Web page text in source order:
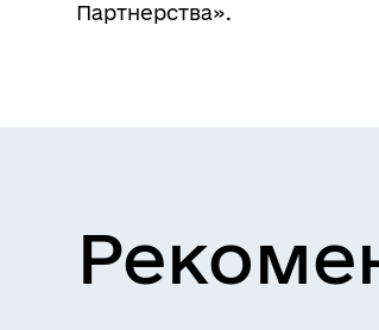
Партнерства».